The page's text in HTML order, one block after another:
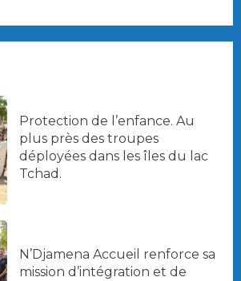
Protection de l’enfance. Au
plus près des troupes
déployées dans les îles du lac
Tchad.
N’Djamena Accueil renforce sa
mission d’intégration et de